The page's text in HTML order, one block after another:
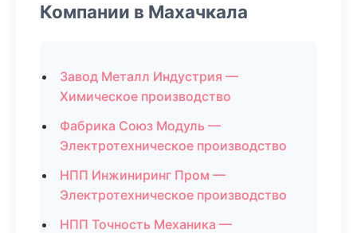
Компании в Махачкала
Завод Металл Индустрия —
Химическое производство
Фабрика Союз Модуль —
Электротехническое производство
НПП Инжиниринг Пром —
Электротехническое производство
НПП Точность Механика —